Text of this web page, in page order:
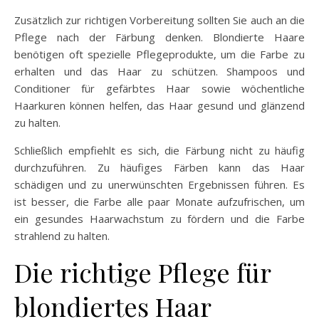
Zusätzlich zur richtigen Vorbereitung sollten Sie auch an die
Pflege nach der Färbung denken. Blondierte Haare
benötigen oft spezielle Pflegeprodukte, um die Farbe zu
erhalten und das Haar zu schützen. Shampoos und
Conditioner für gefärbtes Haar sowie wöchentliche
Haarkuren können helfen, das Haar gesund und glänzend
zu halten.
Schließlich empfiehlt es sich, die Färbung nicht zu häufig
durchzuführen. Zu häufiges Färben kann das Haar
schädigen und zu unerwünschten Ergebnissen führen. Es
ist besser, die Farbe alle paar Monate aufzufrischen, um
ein gesundes Haarwachstum zu fördern und die Farbe
strahlend zu halten.
Die richtige Pflege für
blondiertes Haar